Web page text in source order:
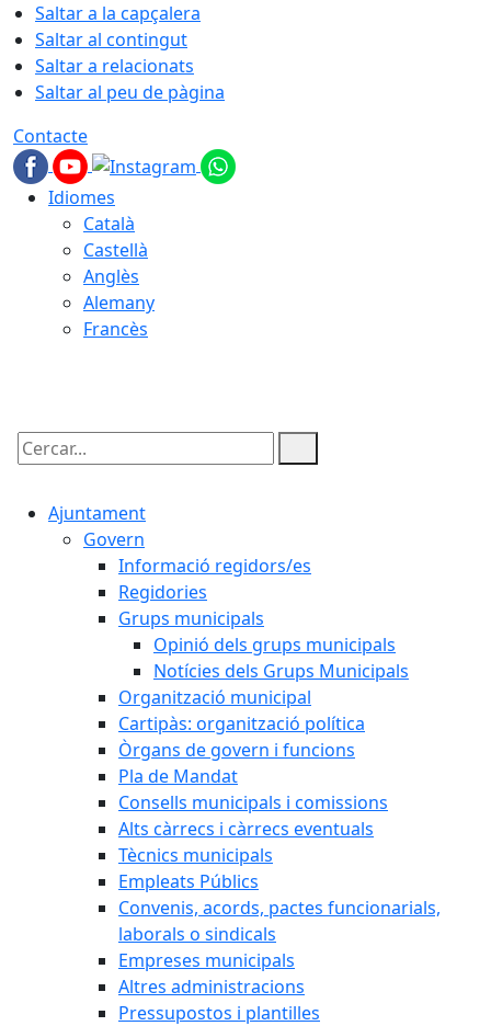
Saltar a la capçalera
Saltar al contingut
Saltar a relacionats
Saltar al peu de pàgina
Contacte
Idiomes
Català
Castellà
Anglès
Alemany
Francès
Cercar:
Ajuntament
Govern
Informació regidors/es
Regidories
Grups municipals
Opinió dels grups municipals
Notícies dels Grups Municipals
Organització municipal
Cartipàs: organització política
Òrgans de govern i funcions
Pla de Mandat
Consells municipals i comissions
Alts càrrecs i càrrecs eventuals
Tècnics municipals
Empleats Públics
Convenis, acords, pactes funcionarials,
laborals o sindicals
Empreses municipals
Altres administracions
Pressupostos i plantilles